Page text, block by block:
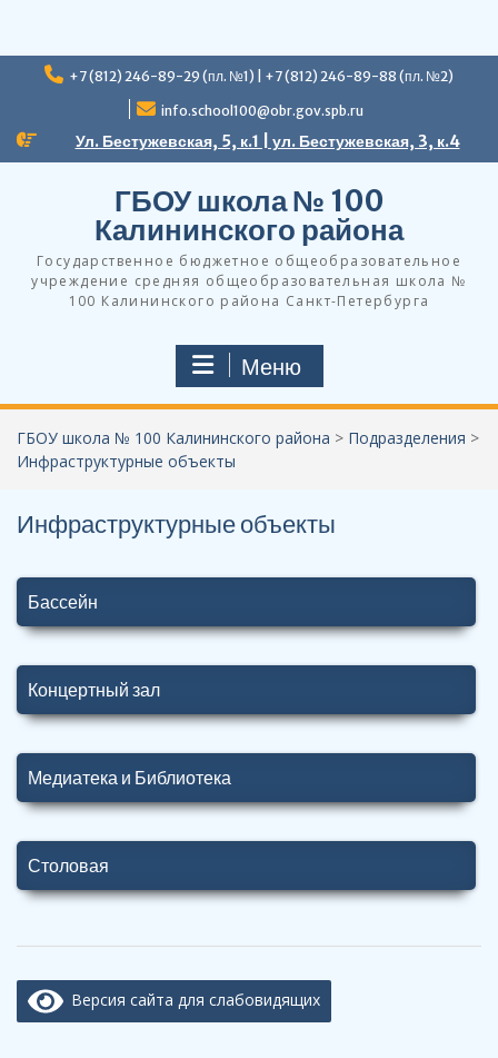
Перейти
+7 (812) 246-89-29 (пл. №1) | +7 (812) 246-89-88 (пл. №2)
info.school100@obr.gov.spb.ru
Ул. Бестужевская, 5, к.1 | ул. Бестужевская, 3, к.4
ГБОУ школа № 100
Калининского района
Государственное бюджетное общеобразовательное
учреждение средняя общеобразовательная школа №
100 Калининского района Санкт-Петербурга
Меню
ГБОУ школа № 100 Калининского района > Подразделения >
Инфраструктурные объекты
Инфраструктурные объекты
Бассейн
Концертный зал
Медиатека и Библиотека
Столовая
Версия сайта для слабовидящих